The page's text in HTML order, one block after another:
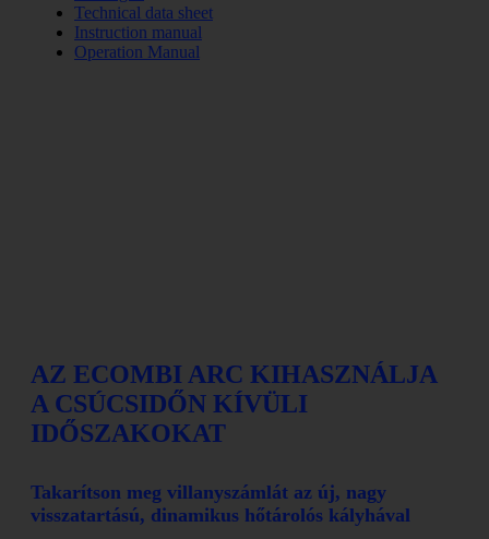
Technical data sheet
Instruction manual
Operation Manual
AZ ECOMBI ARC KIHASZNÁLJA
A CSÚCSIDŐN KÍVÜLI
IDŐSZAKOKAT
Takarítson meg villanyszámlát az új, nagy
visszatartású, dinamikus hőtárolós kályhával